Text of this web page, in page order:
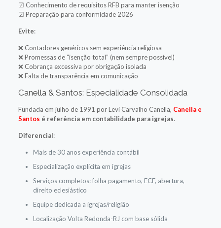
☑ Conhecimento de requisitos RFB para manter isenção
☑ Preparação para conformidade 2026
Evite:
❌ Contadores genéricos sem experiência religiosa
❌ Promessas de “isenção total” (nem sempre possível)
❌ Cobrança excessiva por obrigação isolada
❌ Falta de transparência em comunicação
Canella & Santos: Especialidade Consolidada
Fundada em julho de 1991 por Levi Carvalho Canella, Canella e
Santos é referência em contabilidade para igrejas.
Diferencial:
Mais de 30 anos experiência contábil
Especialização explícita em igrejas
Serviços completos: folha pagamento, ECF, abertura,
direito eclesiástico
Equipe dedicada a igrejas/religião
Localização Volta Redonda-RJ com base sólida